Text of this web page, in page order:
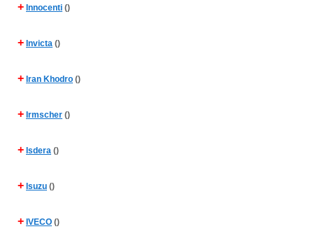
+ Innocenti ()
+ Invicta ()
+ Iran Khodro ()
+ Irmscher ()
+ Isdera ()
+ Isuzu ()
+ IVECO ()